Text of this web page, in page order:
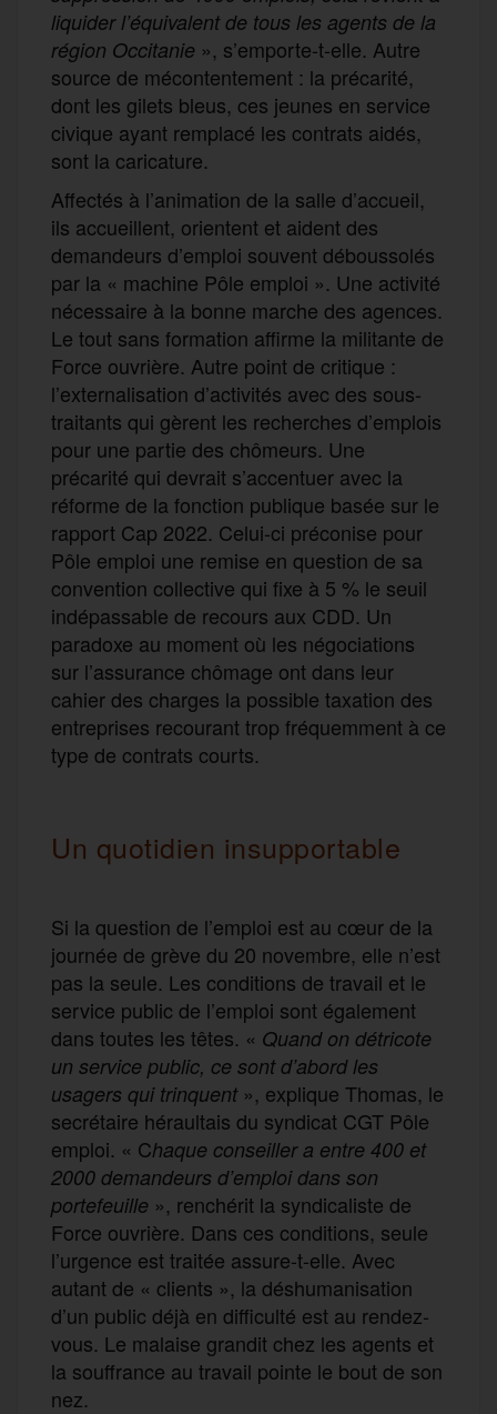
liquider l’équivalent de tous les agents de la
région Occitanie », s’emporte-t-elle. Autre
source de mécontentement : la précarité,
dont les gilets bleus, ces jeunes en service
civique ayant remplacé les contrats aidés,
sont la caricature.
Affectés à l’animation de la salle d’accueil,
ils accueillent, orientent et aident des
demandeurs d’emploi souvent déboussolés
par la « machine Pôle emploi ». Une activité
nécessaire à la bonne marche des agences.
Le tout sans formation affirme la militante de
Force ouvrière. Autre point de critique :
l’externalisation d’activités avec des sous-
traitants qui gèrent les recherches d’emplois
pour une partie des chômeurs. Une
précarité qui devrait s’accentuer avec la
réforme de la fonction publique basée sur le
rapport Cap 2022. Celui-ci préconise pour
Pôle emploi une remise en question de sa
convention collective qui fixe à 5 % le seuil
indépassable de recours aux CDD. Un
paradoxe au moment où les négociations
sur l’assurance chômage ont dans leur
cahier des charges la possible taxation des
entreprises recourant trop fréquemment à ce
type de contrats courts.
Un quotidien insupportable
Si la question de l’emploi est au cœur de la
journée de grève du 20 novembre, elle n’est
pas la seule. Les conditions de travail et le
service public de l’emploi sont également
dans toutes les têtes. « Quand on détricote
un service public, ce sont d’abord les
usagers qui trinquent », explique Thomas, le
secrétaire héraultais du syndicat CGT Pôle
emploi. « Chaque conseillera entre 400 et
2000 demandeurs d’emploi dans son
portefeuille », renchérit la syndicaliste de
Force ouvrière. Dans ces conditions, seule
l’urgence est traitée assure-t-elle. Avec
autant de « clients », la déshumanisation
d’un public déjà en difficulté est au rendez-
vous. Le malaise grandit chez les agents et
la souffrance au travail pointe le bout de son
nez.